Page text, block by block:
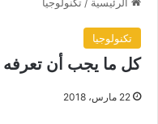
تكنولوجيا
كل ما يجب أن تعرفه
22 مارس، 2018